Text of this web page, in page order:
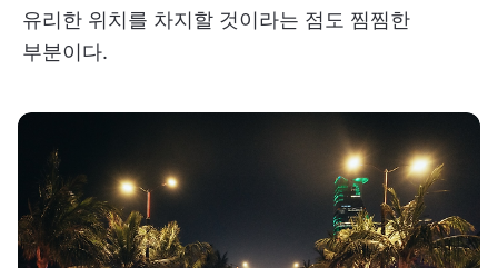
유리한 위치를 차지할 것이라는 점도 찜찜한
부분이다.